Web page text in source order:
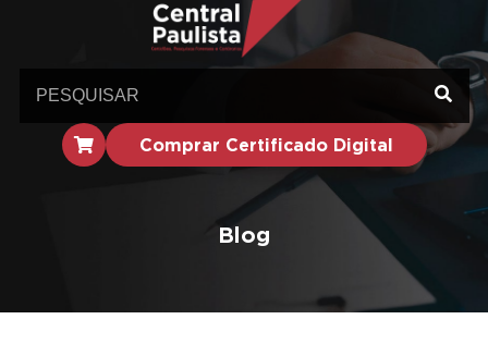
Comprar Certificado Digital
Blog